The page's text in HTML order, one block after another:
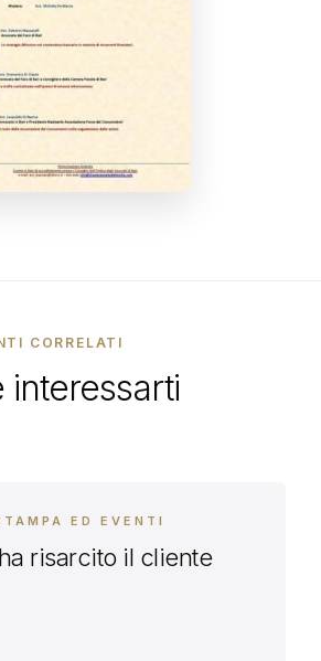
CORRELATI
interessarti
ED EVENTI
risarcito il cliente